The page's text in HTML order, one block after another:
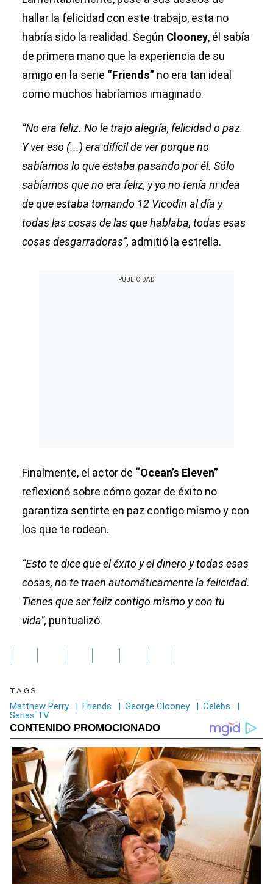
hallar la felicidad con este trabajo, esta no
habría sido la realidad. Según Clooney, él sabía
de primera mano que la experiencia de su
amigo en la serie “Friends” no era tan ideal
como muchos habríamos imaginado.
“No era feliz. No le trajo alegría, felicidad o paz.
Y ver eso (...) era difícil de ver porque no
sabíamos lo que estaba pasando por él. Sólo
sabíamos que no era feliz, y yo no tenía ni idea
de que estaba tomando 12 Vicodin al día y
todas las cosas de las que hablaba, todas esas
cosas desgarradoras”, admitió la estrella.
Finalmente, el actor de “Ocean’s Eleven”
reflexionó sobre cómo gozar de éxito no
garantiza sentirte en paz contigo mismo y con
los que te rodean.
“Esto te dice que el éxito y el dinero y todas esas
cosas, no te traen automáticamente la felicidad.
Tienes que ser feliz contigo mismo y con tu
vida”, puntualizó.
TAGS
Matthew Perry | Friends | George Clooney | Celebs
|
Series TV